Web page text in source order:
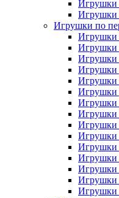
Игрушки
Игрушки
Игрушки по
Игрушки
Игрушки
Игрушки
Игрушки
Игрушки
Игрушки
Игрушки
Игрушки
Игрушки
Игрушки
Игрушки
Игрушки
Игрушки
Игрушки
Игрушки